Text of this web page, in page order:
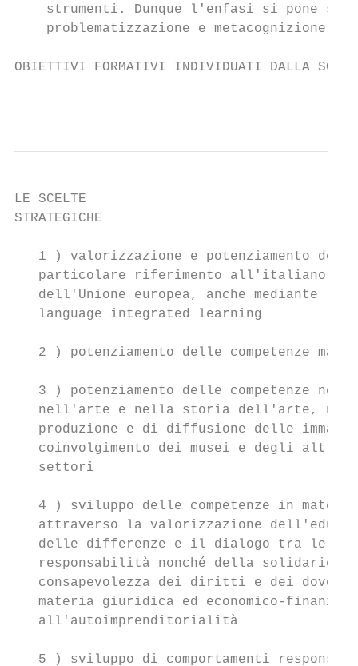
strumenti. Dunque l'enfasi si pone
    problematizzazione e metacognizione.
OBIETTIVI FORMATIVI INDIVIDUATI DALLA
LE SCELTE
STRATEGICHE
1 ) valorizzazione e potenziamento
particolare riferimento all'italiano
dell'Unione europea, anche mediante
   language integrated learning
2 ) potenziamento delle competenze
3 ) potenziamento delle competenze
nell'arte e nella storia dell'arte,
produzione e di diffusione delle
coinvolgimento dei musei e degli altri
   settori
4 ) sviluppo delle competenze in
attraverso la valorizzazione
delle differenze e il dialogo tra le
responsabilità nonché della
consapevolezza dei diritti e dei
materia giuridica ed economico-
   all'autoimprenditorialità
5 ) sviluppo di comportamenti